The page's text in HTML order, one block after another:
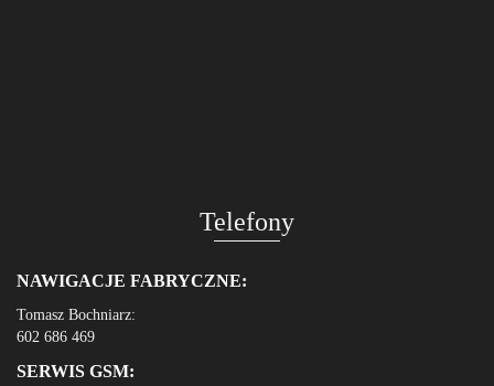
Telefony
NAWIGACJE FABRYCZNE:
Tomasz Bochniarz:
602 686 469
SERWIS GSM: